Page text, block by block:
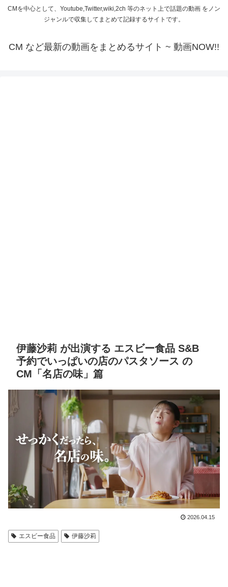
CMを中心として、Youtube,Twitter,wiki,2ch 等のネット上で話題の動画 をノン
ジャンルで収集してまとめて記録するサイトです。
CM など最新の動画をまとめるサイト ~ 動画NOW!!
伊藤沙莉 が出演する エスビー食品 S&B
予約でいっぱいの店のパスタソース の
CM「名店の味」篇
2026.04.15
エスビー食品 伊藤沙莉